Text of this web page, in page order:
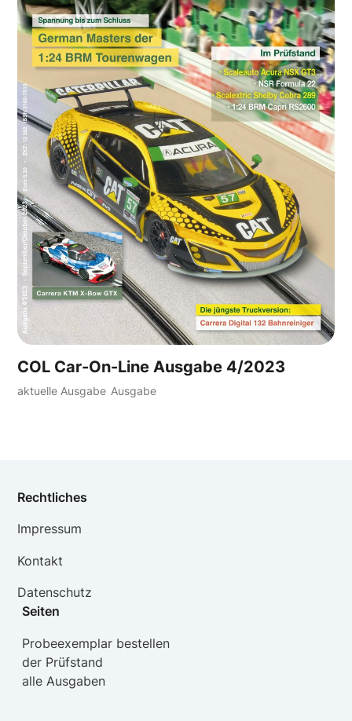
COL Car-On-Line Ausgabe 4/2023
aktuelle Ausgabe Ausgabe
Rechtliches
Impressum
Kontakt
Datenschutz
Seiten
Probeexemplar bestellen
der Prüfstand
alle Ausgaben